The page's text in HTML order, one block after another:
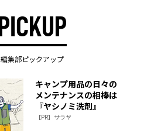
PICKUP
編集部ピックアップ
キャンプ用品の日々の
メンテナンスの相棒は
『ヤシノミ洗剤』
【PR】サラヤ